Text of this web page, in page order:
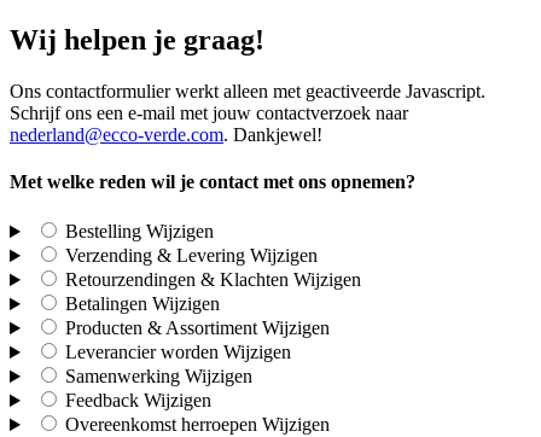
Wij helpen je graag!
Ons contactformulier werkt alleen met geactiveerde Javascript.
Schrijf ons een e-mail met jouw contactverzoek naar
nederland@ecco-verde.com. Dankjewel!
Met welke reden wil je contact met ons opnemen?
Bestelling Wijzigen
Verzending & Levering Wijzigen
Retourzendingen & Klachten Wijzigen
Betalingen Wijzigen
Producten & Assortiment Wijzigen
Leverancier worden Wijzigen
Samenwerking Wijzigen
Feedback Wijzigen
Overeenkomst herroepen Wijzigen